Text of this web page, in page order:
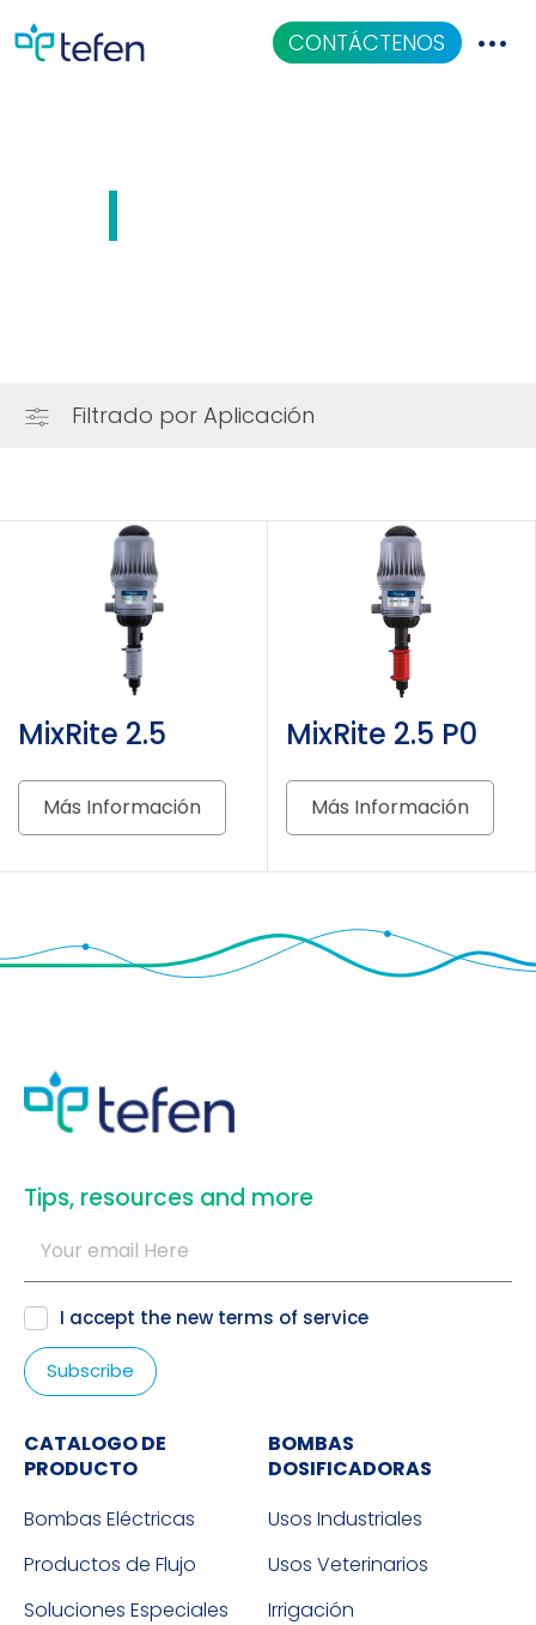
CONTÁCTENOS
Aplicaciones
Filtrado por Aplicación
MixRite 2.5
Más Información
MixRite 2.5 P0
Más Información
​Tips, resources and more
I accept the new terms of service
CATALOGO DE
PRODUCTO
Bombas Eléctricas
Productos de Flujo
Soluciones Especiales
BOMBAS
DOSIFICADORAS
Usos Industriales
Usos Veterinarios
Irrigación